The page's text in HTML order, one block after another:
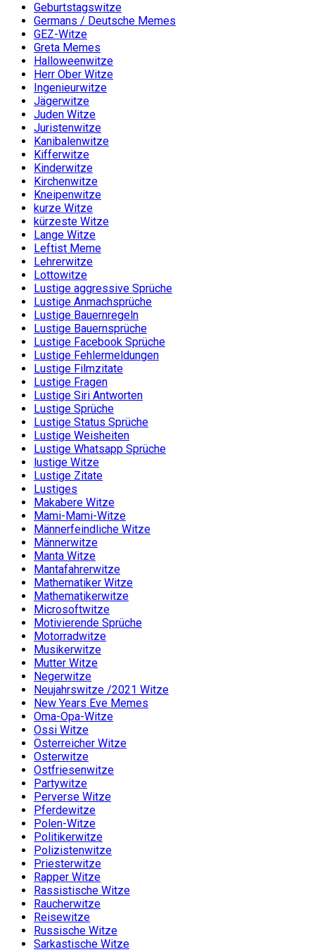
Geburtstagswitze
Germans / Deutsche Memes
GEZ-Witze
Greta Memes
Halloweenwitze
Herr Ober Witze
Ingenieurwitze
Jägerwitze
Juden Witze
Juristenwitze
Kanibalenwitze
Kifferwitze
Kinderwitze
Kirchenwitze
Kneipenwitze
kurze Witze
kürzeste Witze
Lange Witze
Leftist Meme
Lehrerwitze
Lottowitze
Lustige aggressive Sprüche
Lustige Anmachsprüche
Lustige Bauernregeln
Lustige Bauernsprüche
Lustige Facebook Sprüche
Lustige Fehlermeldungen
Lustige Filmzitate
Lustige Fragen
Lustige Siri Antworten
Lustige Sprüche
Lustige Status Sprüche
Lustige Weisheiten
Lustige Whatsapp Sprüche
lustige Witze
Lustige Zitate
Lustiges
Makabere Witze
Mami-Mami-Witze
Männerfeindliche Witze
Männerwitze
Manta Witze
Mantafahrerwitze
Mathematiker Witze
Mathematikerwitze
Microsoftwitze
Motivierende Sprüche
Motorradwitze
Musikerwitze
Mutter Witze
Negerwitze
Neujahrswitze /2021 Witze
New Years Eve Memes
Oma-Opa-Witze
Ossi Witze
Österreicher Witze
Osterwitze
Ostfriesenwitze
Partywitze
Perverse Witze
Pferdewitze
Polen-Witze
Politikerwitze
Polizistenwitze
Priesterwitze
Rapper Witze
Rassistische Witze
Raucherwitze
Reisewitze
Russische Witze
Sarkastische Witze